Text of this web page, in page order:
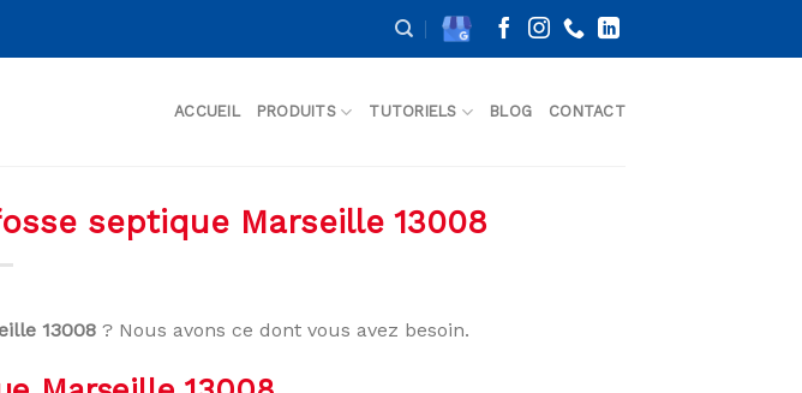
ACCUEIL PRODUITS TUTORIELS BLOG CONTACT
septique Marseille 13008
13008 ? Nous avons ce dont vous avez besoin.